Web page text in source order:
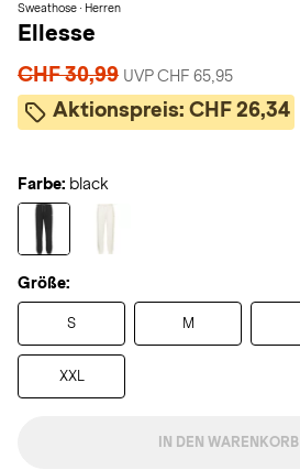
Sweathose · Herren
Ellesse
CHF 30,99 UVP CHF 65,95
Aktionspreis: CHF 26,34
Farbe: black
Größe:
S M
XXL
IN DEN WARENKORB